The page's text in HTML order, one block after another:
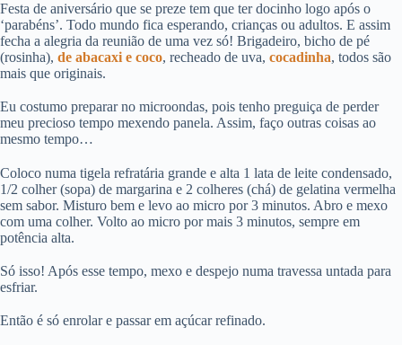
Festa de aniversário que se preze tem que ter docinho logo após o
‘parabéns’. Todo mundo fica esperando, crianças ou adultos. E assim
fecha a alegria da reunião de uma vez só! Brigadeiro, bicho de pé
(rosinha), de abacaxi e coco, recheado de uva, cocadinha, todos são
mais que originais.
Eu costumo preparar no microondas, pois tenho preguiça de perder
meu precioso tempo mexendo panela. Assim, faço outras coisas ao
mesmo tempo…
Coloco numa tigela refratária grande e alta 1 lata de leite condensado,
1/2 colher (sopa) de margarina e 2 colheres (chá) de gelatina vermelha
sem sabor. Misturo bem e levo ao micro por 3 minutos. Abro e mexo
com uma colher. Volto ao micro por mais 3 minutos, sempre em
potência alta.
Só isso! Após esse tempo, mexo e despejo numa travessa untada para
esfriar.
Então é só enrolar e passar em açúcar refinado.